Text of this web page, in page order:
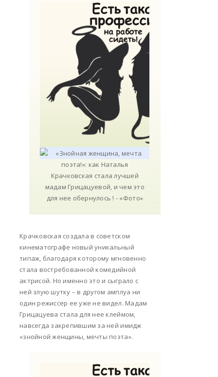
Крачковская создала в советском
кинематографе новый уникальный
типаж, благодаря которому мгновенно
стала востребованной комедийной
актрисой. Но именно это и сыграло с
ней злую шутку – в другом амплуа ни
один режиссер ее уже не видел. Мадам
Грицацуева стала для нее клеймом,
навсегда закрепившим за ней имидж
«знойной женщины, мечты поэта».